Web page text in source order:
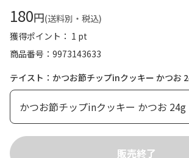
180円(送料別・税込)
獲得ポイント： 1 pt
商品番号
9973143633
テイスト：かつお節チップinクッキー かつお